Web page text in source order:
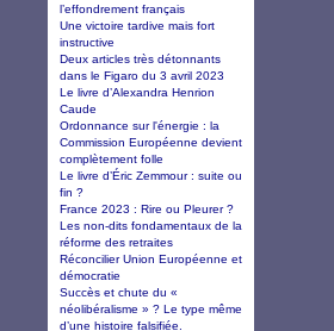
l’effondrement français
Une victoire tardive mais fort
instructive
Deux articles très détonnants
dans le Figaro du 3 avril 2023
Le livre d’Alexandra Henrion
Caude
Ordonnance sur l'énergie : la
Commission Européenne devient
complètement folle
Le livre d’Éric Zemmour : suite ou
fin ?
France 2023 : Rire ou Pleurer ?
Les non-dits fondamentaux de la
réforme des retraites
Réconcilier Union Européenne et
démocratie
Succès et chute du «
néolibéralisme » ? Le type même
d’une histoire falsifiée.